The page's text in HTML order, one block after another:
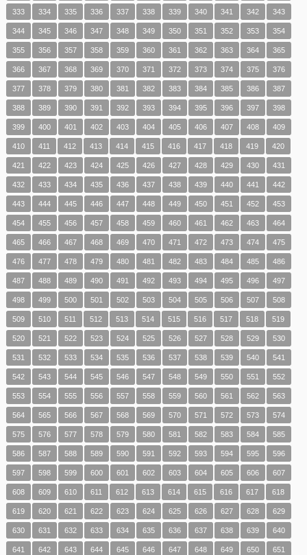
333 334 335 336 337 338 339 340 341 342 343
344 345 346 347 348 349 350 351 352 353 354
355 356 357 358 359 360 361 362 363 364 365
366 367 368 369 370 371 372 373 374 375 376
377 378 379 380 381 382 383 384 385 386 387
388 389 390 391 392 393 394 395 396 397 398
399 400 401 402 403 404 405 406 407 408 409
410 411 412 413 414 415 416 417 418 419 420
421 422 423 424 425 426 427 428 429 430 431
432 433 434 435 436 437 438 439 440 441 442
443 444 445 446 447 448 449 450 451 452 453
454 455 456 457 458 459 460 461 462 463 464
465 466 467 468 469 470 471 472 473 474 475
476 477 478 479 480 481 482 483 484 485 486
487 488 489 490 491 492 493 494 495 496 497
498 499 500 501 502 503 504 505 506 507 508
509 510 511 512 513 514 515 516 517 518 519
520 521 522 523 524 525 526 527 528 529 530
531 532 533 534 535 536 537 538 539 540 541
542 543 544 545 546 547 548 549 550 551 552
553 554 555 556 557 558 559 560 561 562 563
564 565 566 567 568 569 570 571 572 573 574
575 576 577 578 579 580 581 582 583 584 585
586 587 588 589 590 591 592 593 594 595 596
597 598 599 600 601 602 603 604 605 606 607
608 609 610 611 612 613 614 615 616 617 618
619 620 621 622 623 624 625 626 627 628 629
630 631 632 633 634 635 636 637 638 639 640
641 642 643 644 645 646 647 648 649 650 651